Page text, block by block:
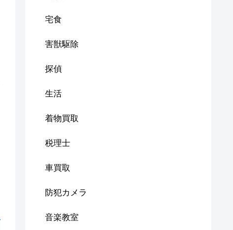
宅食
害獣駆除
探偵
生活
着物買取
税理士
車買取
防犯カメラ
音楽教室